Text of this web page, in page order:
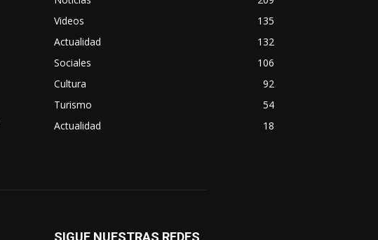
Videos
135
Actualidad
132
Sociales
106
Cultura
92
Turismo
54
Actualidad
18
SIGUE NUESTRAS REDES